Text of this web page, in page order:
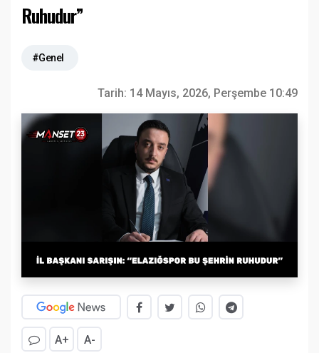
Ruhudur”
#Genel
Tarih: 14 Mayıs, 2026, Perşembe 10:49
A+ A-